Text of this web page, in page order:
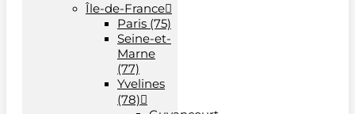
Île-de-France
Paris (75)
Seine-et-
Marne
(77)
Yvelines
(78)